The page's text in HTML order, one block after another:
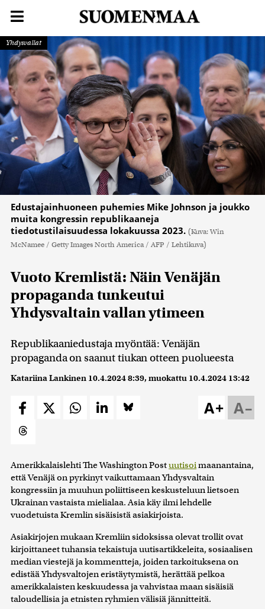
Yhdysvallat
Edustajainhuoneen puhemies Mike Johnson ja joukko
muita kongressin republikaaneja
tiedotustilaisuudessa lokakuussa 2023. (Kuva: Win
McNamee / Getty Images North America / AFP / Lehtikuva)
Vuoto Kremlistä: Näin Venäjän
propaganda tunkeutui
Yhdysvaltain vallan ytimeen
Republikaaniedustaja myöntää: Venäjän
propaganda on saanut tiukan otteen puolueesta
Katariina Lankinen 10.4.2024 8:39, muokattu 10.4.2024 13:42
A–
A+
Amerikkalaislehti The Washington Postuutisoimaanantaina,
että Venäjä on pyrkinyt vaikuttamaan Yhdysvaltain
kongressiin ja muuhun poliittiseen keskusteluun lietsoen
Ukrainan vastaista mielialaa. Asia käy ilmi lehdelle
vuodetuista Kremlin sisäisistä asiakirjoista.
Asiakirjojen mukaan Kremliin sidoksissa olevat trollit ovat
kirjoittaneet tuhansia tekaistuja uutisartikkeleita, sosiaalisen
median viestejä ja kommentteja, joiden tarkoituksena on
edistää Yhdysvaltojen eristäytymistä, herättää pelkoa
amerikkalaisten keskuudessa ja vahvistaa maan sisäisiä
taloudellisia ja etnisten ryhmien välisiä jännitteitä.